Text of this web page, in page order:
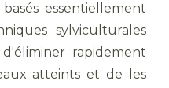
essentiellement
sylviculturales
rapidement
atteints et de les